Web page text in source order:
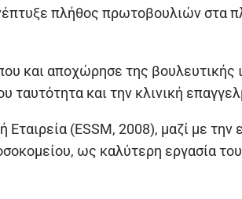
πλήθος πρωτοβουλιών στα
και αποχώρησε της βουλευτικής
και την κλινική
(ESSM, 2008), μαζί με την
ως καλύτερη εργασία